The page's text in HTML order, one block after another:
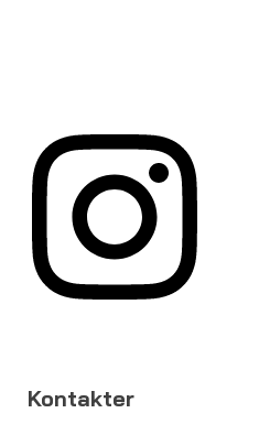
Kontakter